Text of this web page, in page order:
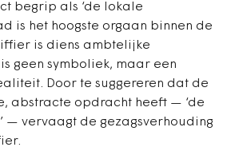
begrip als ‘de lokale
is het hoogste orgaan binnen de
is diens ambtelijke
geen symboliek, maar een
Door te suggereren dat de
abstracte opdracht heeft — ‘de
— vervaagt de gezagsverhouding